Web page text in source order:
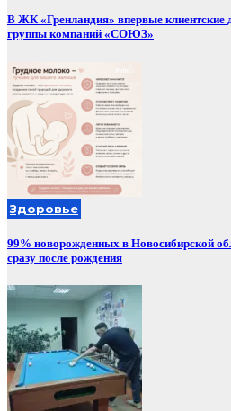
В ЖК «Гренландия» впервые клиентские
группы компаний «СОЮЗ»
Здоровье
99% новорожденных в Новосибирской
сразу после рождения